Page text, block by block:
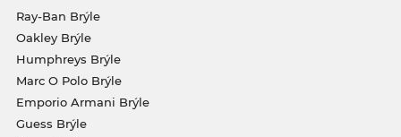
Ray-Ban Brýle
Oakley Brýle
Humphreys Brýle
Marc O Polo Brýle
Emporio Armani Brýle
Guess Brýle